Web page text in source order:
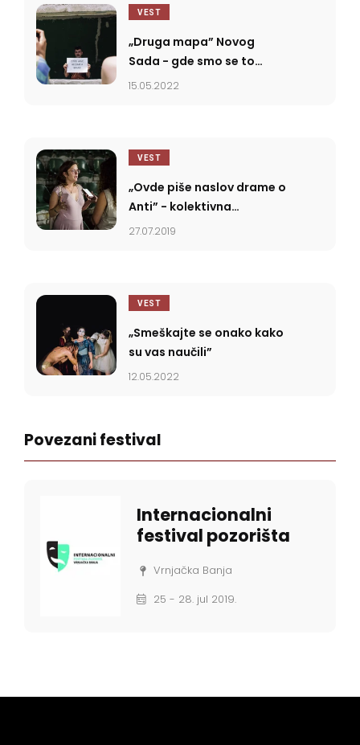
VEST
„Druga mapa” Novog
Sada - gde smo se to
izgubili?
15.05.2022
VEST
„Ovde piše naslov drame o
Anti” - kolektivna
psihoterapija
27.07.2019
VEST
„Smeškajte se onako kako
su vas naučili”
12.05.2022
Povezani festival
Internacionalni
festival pozorišta
Vrnjačka Banja
25 - 28. jul 2019.